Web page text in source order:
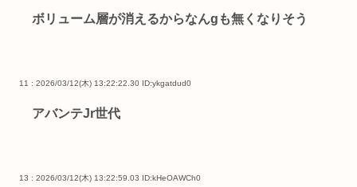
ボリューム層が消えるからなんgも無くなりそう
11 : 2026/03/12(木) 13:22:22.30 ID:ykgatdud0
アバンテJr世代
13 : 2026/03/12(木) 13:22:59.03 ID:kHeOAWCh0